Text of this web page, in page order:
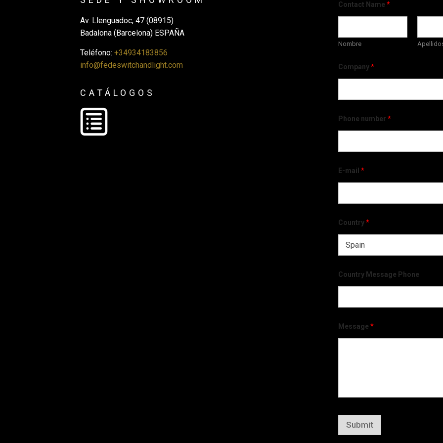
Av. Llenguadoc, 47 (08915)
Badalona (Barcelona) ESPAÑA
Teléfono: +34934183856
info@fedeswitchandlight.com
CATÁLOGOS
Contact Name *
Nombre
Company*
Phone number *
E-mail *
Country*
Country Message Phone
Message *
Submit